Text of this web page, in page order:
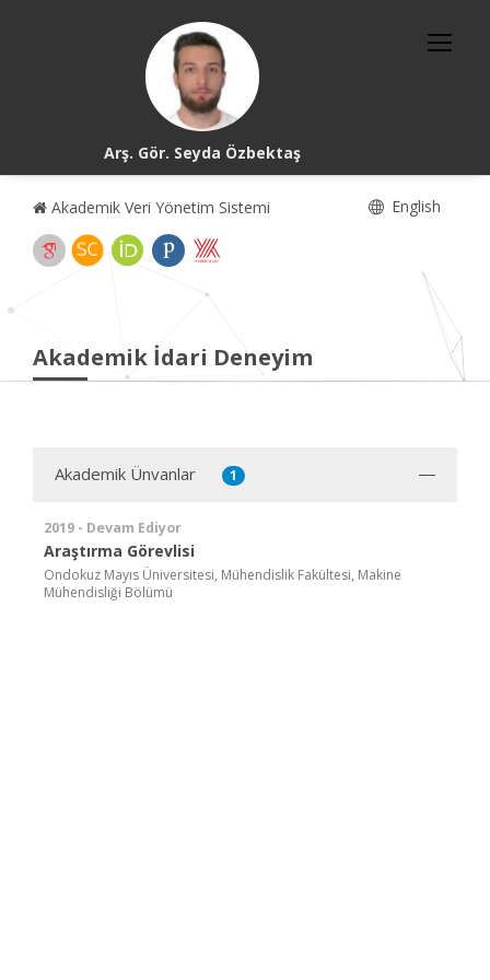
Arş. Gör. Seyda Özbektaş
Akademik Veri Yönetim Sistemi English
Akademik İdari Deneyim
Akademik Ünvanlar 1
2019 - Devam Ediyor
Araştırma Görevlisi
Ondokuz Mayıs Üniversitesi, Mühendislik Fakültesi, Makine
Mühendisliği Bölümü